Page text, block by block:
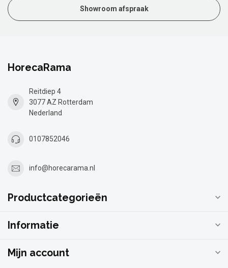
Showroom afspraak
HorecaRama
Reitdiep 4
3077 AZ Rotterdam
Nederland
0107852046
info@horecarama.nl
Productcategorieën
Informatie
Mijn account